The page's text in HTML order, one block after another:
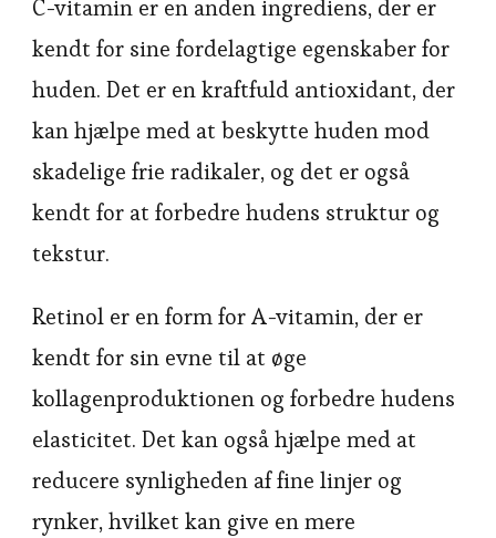
C-vitamin er en anden ingrediens, der er
kendt for sine fordelagtige egenskaber for
huden. Det er en kraftfuld antioxidant, der
kan hjælpe med at beskytte huden mod
skadelige frie radikaler, og det er også
kendt for at forbedre hudens struktur og
tekstur.
Retinol er en form for A-vitamin, der er
kendt for sin evne til at øge
kollagenproduktionen og forbedre hudens
elasticitet. Det kan også hjælpe med at
reducere synligheden af fine linjer og
rynker, hvilket kan give en mere